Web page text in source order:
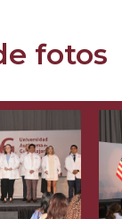
fotos